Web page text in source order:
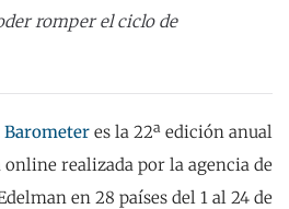
romper el ciclo de
es la 22ª edición anual
online realizada por la agencia de
en 28 países del 1 al 24 de